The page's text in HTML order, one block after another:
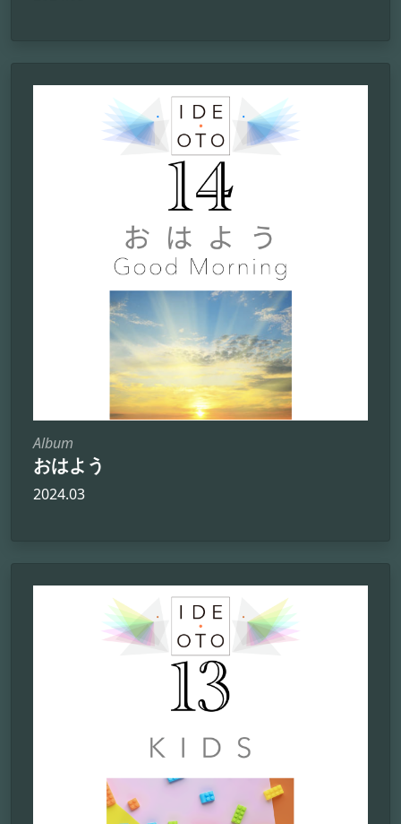
Album
おはよう
2024.03